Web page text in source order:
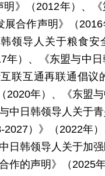
》（2012年）、
合作声明》（
领导人关于粮食安
年）、《东盟与中
联互通再联通倡议
2020年）、《东盟
中日韩领导人关于
）》（2022年
日韩领导人关于加
作的声明》（2025年